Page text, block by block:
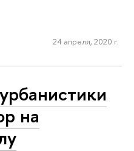
24 апреля, 2020 г.
на